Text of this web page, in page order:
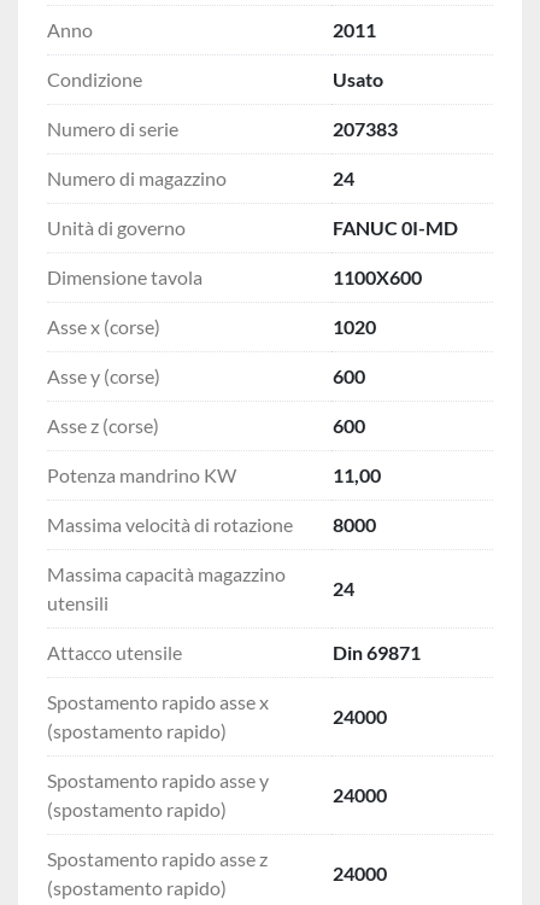
Anno 2011
Condizione Usato
Numero di serie 207383
Numero di magazzino 24
Unità di governo FANUC 0I-MD
Dimensione tavola 1100X600
Asse x (corse) 1020
Asse y (corse) 600
Asse z (corse) 600
Potenza mandrino KW 11,00
Massima velocità di rotazione 8000
Massima capacità magazzino
utensili
24
Attacco utensile Din 69871
Spostamento rapido asse x
(spostamento rapido)
24000
Spostamento rapido asse y
(spostamento rapido)
24000
Spostamento rapido asse z
(spostamento rapido)
24000